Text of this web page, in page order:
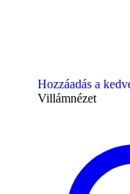
Hozzáadás a
Villámnézet